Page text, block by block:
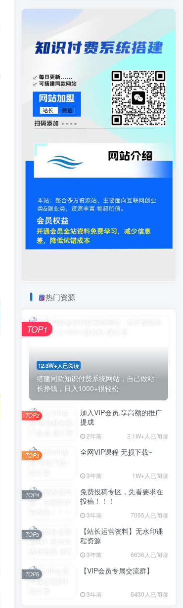
热门资源
12.3W+人已阅读
搭建同款知识付费系统网站，自己做站
长挣钱，日入1000+很轻松
TOP1
加入VIP会员,享高额的推广
提成
2年前 2.1W+人已阅读
TOP2
全网VIP课程 无损下载~
3年前 1W+人已阅读
TOP3
免费投稿专区，先看要求在
投稿！！！
3年前 7065人已阅读
TOP4
【站长运营资料】无水印课
程资源
3年前 6636人已阅读
TOP5
【VIP会员专属交流群】
3年前 6430人已阅读
TOP6